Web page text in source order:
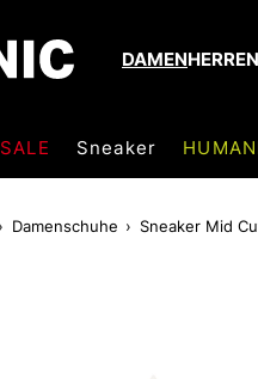
DAMENHERREN
SALE Sneaker
Damenschuhe Sneaker Mid